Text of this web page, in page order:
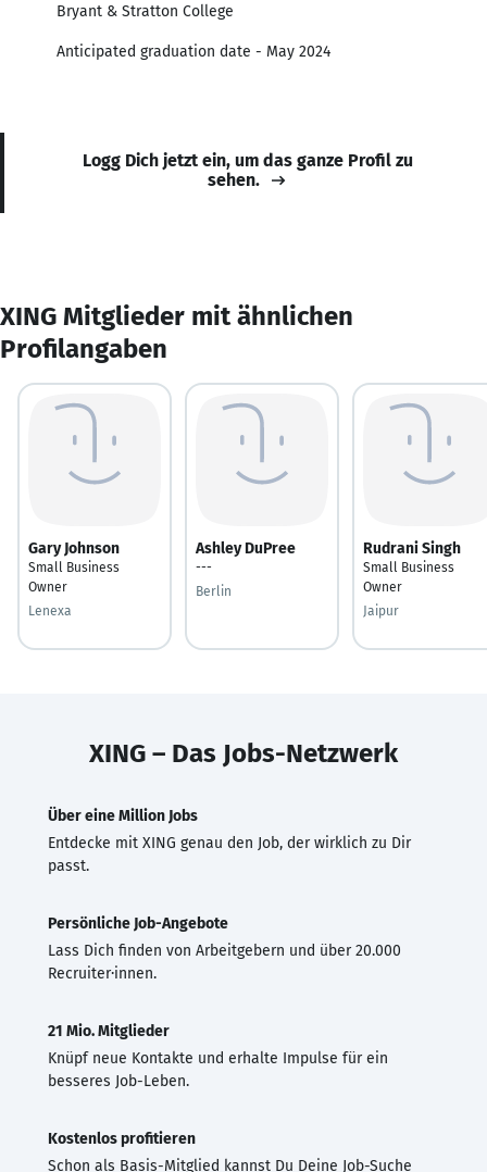
Bryant & Stratton College
Anticipated graduation date - May 2024
Logg Dich jetzt ein, um das ganze Profil zu
sehen.
XING Mitglieder mit ähnlichen
Profilangaben
Gary Johnson
Small Business
Owner
Lenexa
Ashley DuPree
---
Berlin
Rudrani Singh
Small Business
Owner
Jaipur
XING – Das Jobs-Netzwerk
Über eine Million Jobs
Entdecke mit XING genau den Job, der wirklich zu Dir
passt.
Persönliche Job-Angebote
Lass Dich finden von Arbeitgebern und über 20.000
Recruiter·innen.
21 Mio. Mitglieder
Knüpf neue Kontakte und erhalte Impulse für ein
besseres Job-Leben.
Kostenlos profitieren
Schon als Basis-Mitglied kannst Du Deine Job-Suche